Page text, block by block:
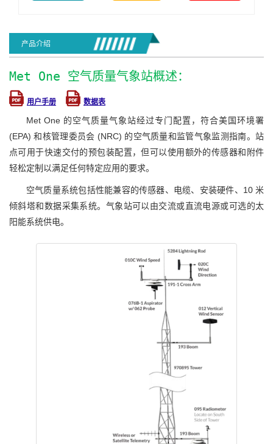
产品介绍
Met One 空气质量气象站概述：
用户手册 数据表
Met One 的空气质量气象站经过专门配置，符合美国环境署
(EPA) 和核管理委员会 (NRC) 的空气质量和监管气象监测指南。站
点可用于快速交付的预包装配置，但可以使用额外的传感器和附件
轻松定制以满足任何特定应用的要求。
空气质量系统包括性能兼容的传感器、电缆、安装硬件、10 米
倾斜塔和数据采集系统。气象站可以由交流或直流电源或可选的太
阳能系统供电。